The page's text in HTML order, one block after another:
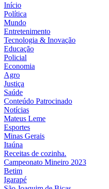
Início
Política
Mundo
Entretenimento
Tecnologia & Inovação
Educação
Policial
Economia
Agro
Justiça
Saúde
Conteúdo Patrocinado
Notícias
Mateus Leme
Esportes
Minas Gerais
Itaúna
Receitas de cozinha.
Campeonato Mineiro 2023
Betim
Igarapé